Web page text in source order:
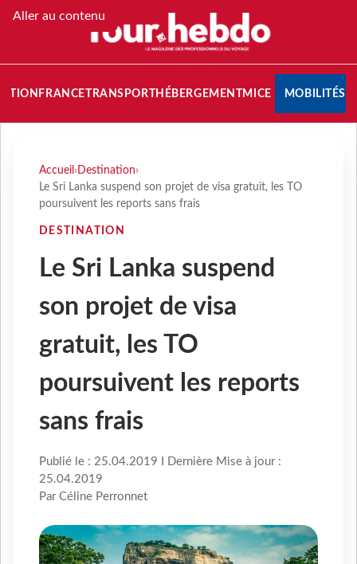
Aller au contenu
FRANCETRANSPORT HÉBERGEMENTMICE MOBILITÉS
Accueil › Destination›
Le Sri Lanka suspend son projet de visa gratuit, les TO
poursuivent les reports sans frais
DESTINATION
Le Sri Lanka suspend
son projet de visa
gratuit, les TO
poursuivent les reports
sans frais
Publié le : 25.04.2019 I Dernière Mise à jour :
25.04.2019
Par Céline Perronnet